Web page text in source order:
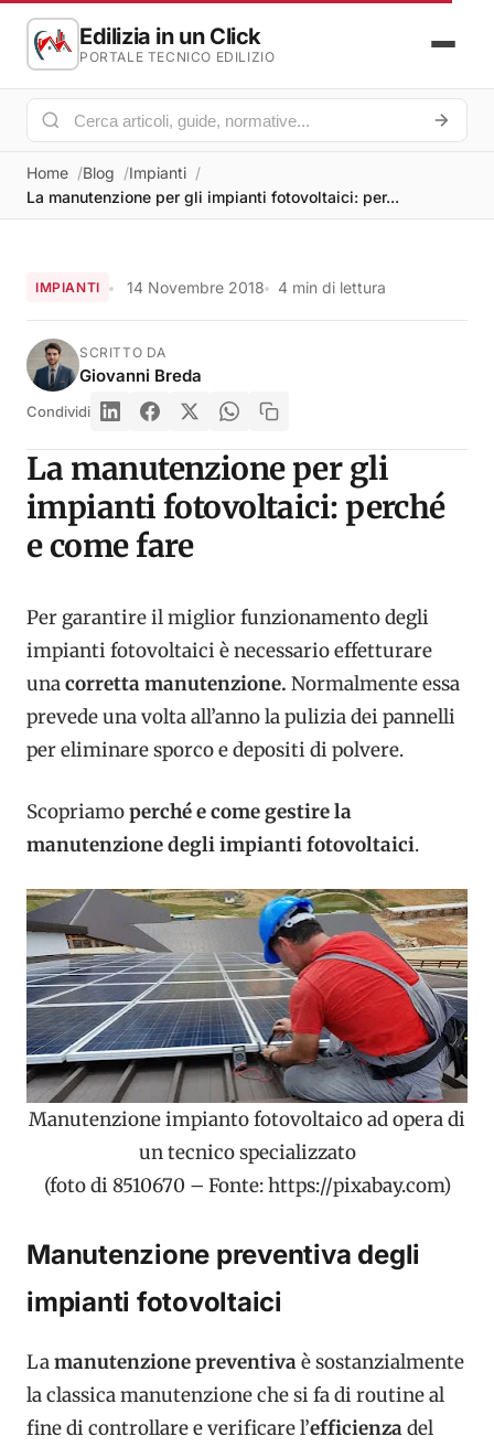
Edilizia in un Click
PORTALE TECNICO EDILIZIO
Home Blog
Impianti
La manutenzione per gli impianti fotovoltaici: per...
IMPIANTI 14 Novembre 2018 4 min di lettura
SCRITTO DA
Giovanni Breda
Condividi
La manutenzione per gli
impianti fotovoltaici: perché
e come fare
Per garantire il miglior funzionamento degli
impianti fotovoltaici è necessario effetturare
unacorretta manutenzione. Normalmente essa
prevede una volta all’anno la pulizia dei pannelli
per eliminare sporco e depositi di polvere.
Scopriamoperché e come gestire la
manutenzione degli impianti fotovoltaici.
Manutenzione impianto fotovoltaico ad opera di
un tecnico specializzato
(foto di 8510670 – Fonte: https://pixabay.com)
Manutenzione preventiva degli
impianti fotovoltaici
Lamanutenzione preventivaè sostanzialmente
la classica manutenzione che si fa di routine al
fine di controllare e verificare l’efficienzadel